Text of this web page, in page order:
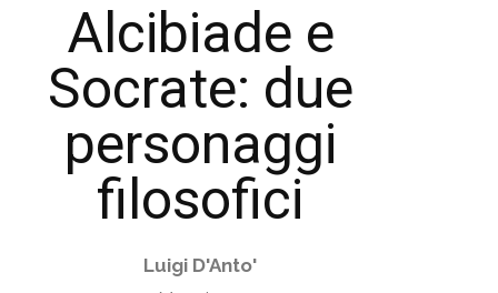
Alcibiade e
Socrate: due
personaggi
filosofici
Luigi D'Anto'